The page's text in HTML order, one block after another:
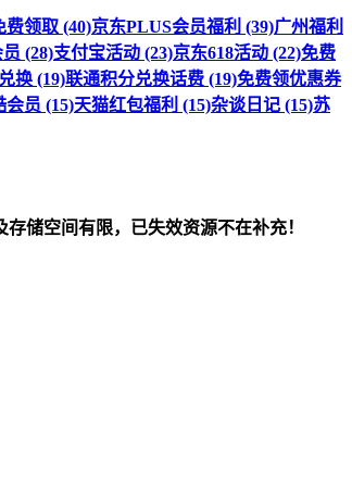
费领取 (40)京东PLUS会员福利 (39)广州福利
(28)支付宝活动 (23)京东618活动 (22)免费
换 (19)联通积分兑换话费 (19)免费领优惠券
会员 (15)天猫红包福利 (15)杂谈日记 (15)苏
储空间有限，已失效资源不在补充！